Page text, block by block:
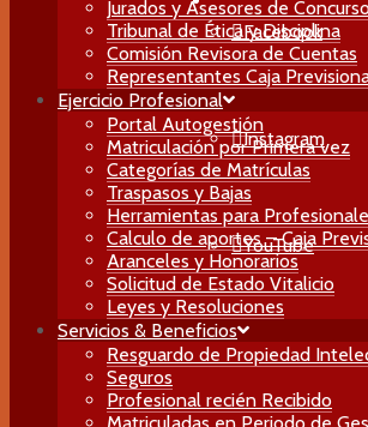
Facebook
Instagram
YouTube
Jurados y Asesores de
Tribunal de Ética y Disciplina
Comisión Revisora de Cuentas
Representantes Caja
Ejercicio Profesional
Portal Autogestión
Matriculación por Primera vez
Categorías de Matrículas
Traspasos y Bajas
Herramientas para
Calculo de aportes – Caja
Aranceles y Honorarios
Solicitud de Estado Vitalicio
Leyes y Resoluciones
Servicios & Beneficios
Resguardo de Propiedad
Seguros
Profesional recién Recibido